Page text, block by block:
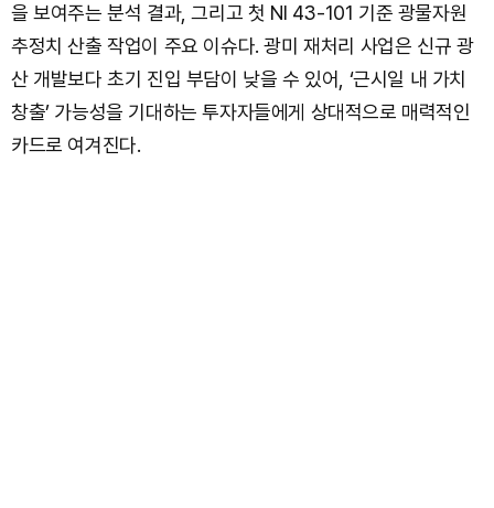
을 보여주는 분석 결과, 그리고 첫 NI 43-101 기준 광물자원
추정치 산출 작업이 주요 이슈다. 광미 재처리 사업은 신규 광
산 개발보다 초기 진입 부담이 낮을 수 있어, ‘근시일 내 가치
창출’ 가능성을 기대하는 투자자들에게 상대적으로 매력적인
카드로 여겨진다.